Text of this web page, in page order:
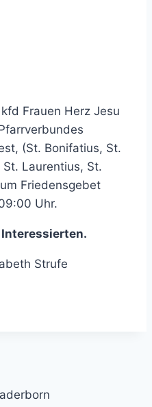
Frauen Herz Jesu
(St. Bonifatius, St.
Laurentius, St.
Friedensgebet
Uhr.
Strufe